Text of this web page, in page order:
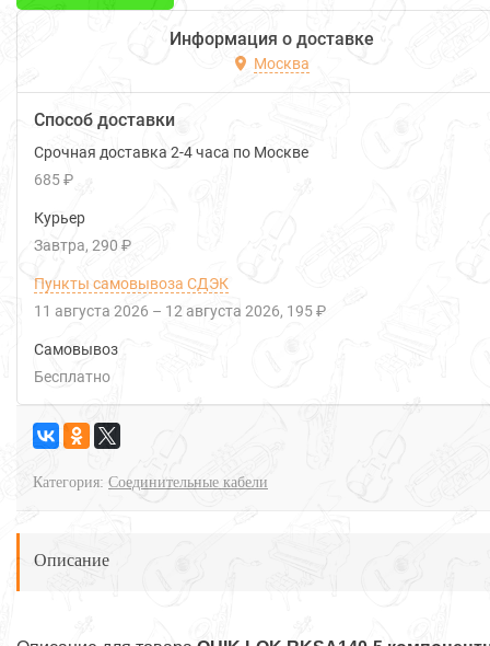
Информация о доставке
Москва
Способ доставки
Срочная доставка 2-4 часа по Москве
685 ₽
Курьер
Завтра 290 ₽
Пункты самовывоза СДЭК
11 августа 2026 – 12 августа 2026 195 ₽
Самовывоз
Бесплатно
Категория: Соединительные кабели
Описание